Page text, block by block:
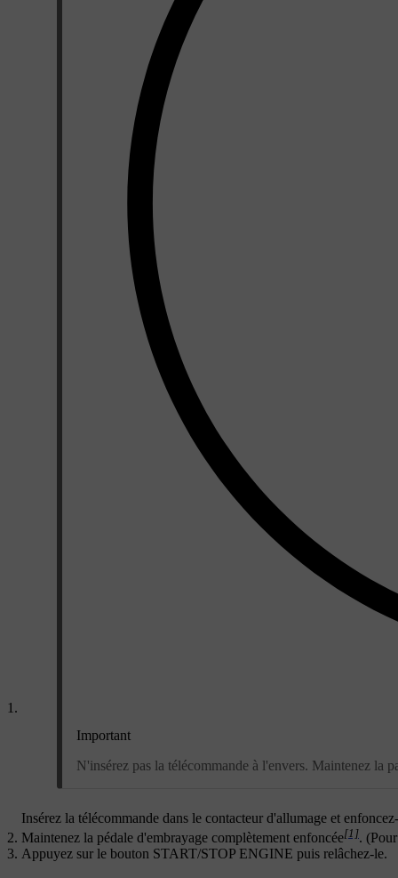
Important
N'insérez pas la télécommande à l'envers. Maintenez la
Insérez la télécommande dans le contacteur d'allumage et
Maintenez la pédale d'embrayage complètement enfoncée[1].
Appuyez sur le bouton START/STOP ENGINE puis relâchez-le.